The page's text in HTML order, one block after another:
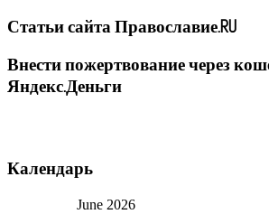
Статьи сайта Православие.RU
Внести пожертвование через
Яндекс.Деньги
Календарь
June 2026